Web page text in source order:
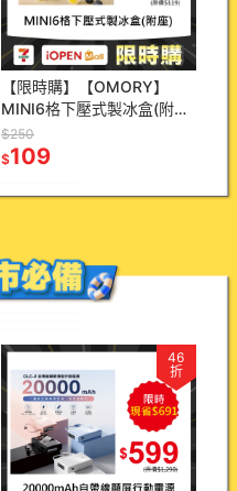
【限時購】【OMORY】
MINI6格下壓式製冰盒(附座)
一鍵脫模 冰塊盒 製冰模具
密封防異味 快速製冰神器
$250
$109
46
折